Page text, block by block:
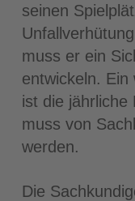
seinen
muss er ein
entwickeln. Ein
ist die jährliche
muss von
werden.
Die